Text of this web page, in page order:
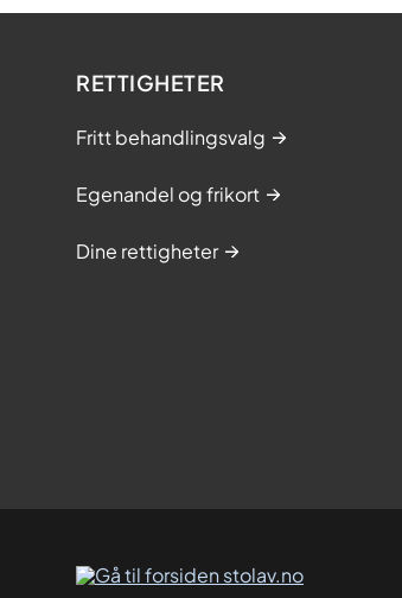
RETTIGHETER
Fritt behandlingsvalg
Egenandel og frikort
Dine rettigheter